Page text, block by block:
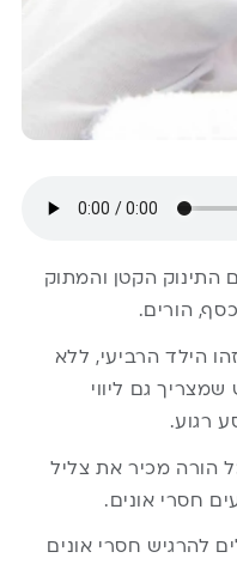
התינוק הקטן והמתוק
הורים.
הילד הרביעי, ללא
גם ליווי
רגוע.
הורה מכיר את צליל
חסרי אונים.
להרגיש חסרי אונים